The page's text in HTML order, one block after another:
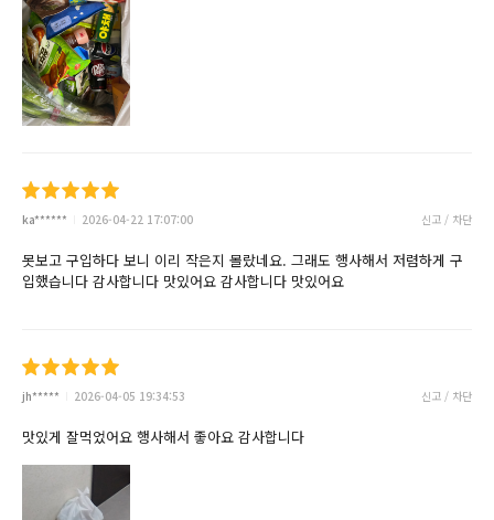
ka****** 2026-04-22 17:07:00 신고 / 차단
못보고 구입하다 보니 이리 작은지 몰랐네요. 그래도 행사해서 저렴하게 구
입했습니다 감사합니다 맛있어요 감사합니다 맛있어요
jh***** 2026-04-05 19:34:53 신고 / 차단
맛있게 잘먹었어요 행사해서 좋아요 감사합니다